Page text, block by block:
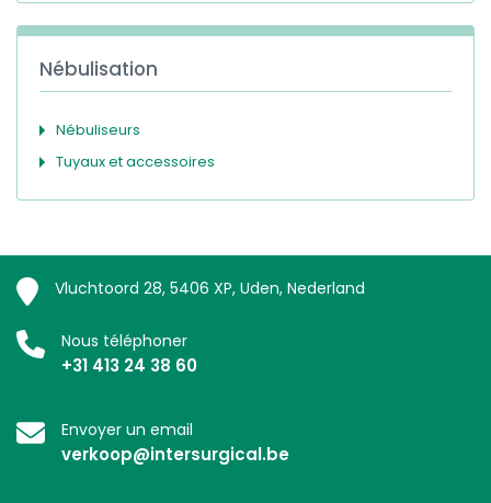
Nébulisation
Nébuliseurs
Tuyaux et accessoires
Vluchtoord 28, 5406 XP, Uden, Nederland
Nous téléphoner
+31 413 24 38 60
Envoyer un email
verkoop@intersurgical.be